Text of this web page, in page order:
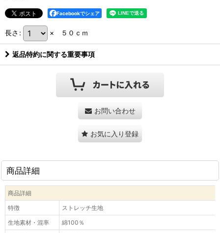
Facebookでシェア
長さ : × ５０ｃｍ
返品特約に関する重要事項
お問い合わせ
お気に入り登録
商品詳細
商品詳細
特徴
ストレッチ生地
生地素材・混率
綿100％